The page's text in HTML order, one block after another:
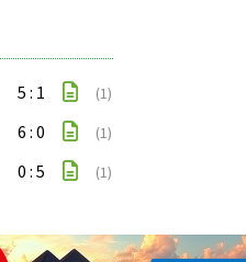
5 : 1 (1)
6 : 0 (1)
0 : 5 (1)